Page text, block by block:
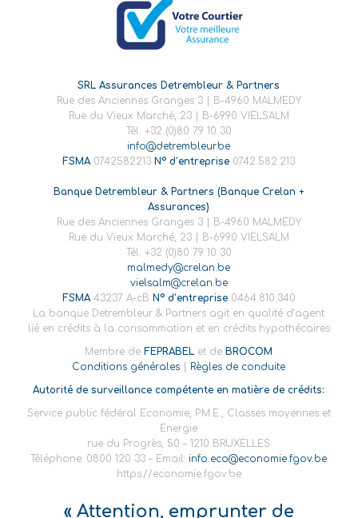
SRL Assurances Detrembleur & Partners
Rue des Anciennes Granges 3 | B-4960 MALMEDY
Rue du Vieux Marché, 23 | B-6990 VIELSALM
Tél. +32 (0)80 79 10 30
info@detrembleur.be
FSMA 0742582213 N° d’entreprise 0742.582.213
Banque Detrembleur & Partners (Banque Crelan +
Assurances)
Rue des Anciennes Granges 3 | B-4960 MALMEDY
Rue du Vieux Marché, 23 | B-6990 VIELSALM
Tél. +32 (0)80 79 10 30
malmedy@crelan.be
vielsalm@crelan.be
FSMA43237 A-cB N° d’entreprise 0464.810.340
La banque Detrembleur & Partners agit en qualité d’agent
lié en crédits à la consommation et en crédits hypothécaires
Membre de FEPRABEL et de BROCOM
Conditions générales
Règles de conduite
Autorité de surveillance compétente en matière de crédits:
Service public fédéral Economie, P.M.E., Classes moyennes et
Energie
rue du Progrès, 50 – 1210 BRUXELLES
Téléphone: 0800 120 33 – Email: info.eco@economie.fgov.be
https://economie.fgov.be
« Attention, emprunter de